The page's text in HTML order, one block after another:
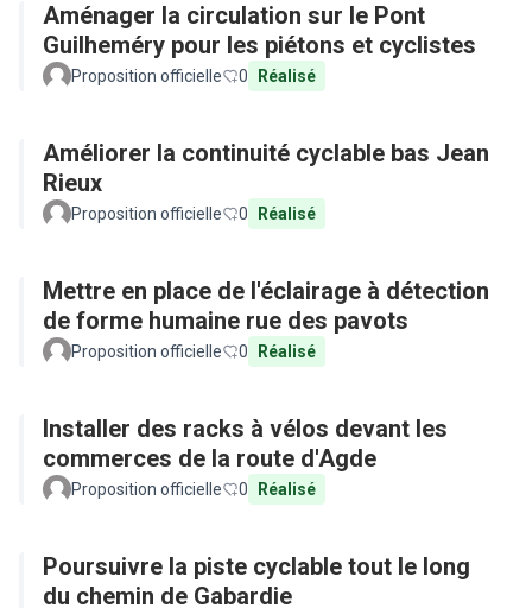
Aménager la circulation sur le Pont
Guilheméry pour les piétons et cyclistes
Proposition officielle 0 Réalisé
Améliorer la continuité cyclable bas Jean
Rieux
Proposition officielle 0 Réalisé
Mettre en place de l'éclairage à détection
de forme humaine rue des pavots
Proposition officielle 0 Réalisé
Installer des racks à vélos devant les
commerces de la route d'Agde
Proposition officielle 0 Réalisé
Poursuivre la piste cyclable tout le long
du chemin de Gabardie